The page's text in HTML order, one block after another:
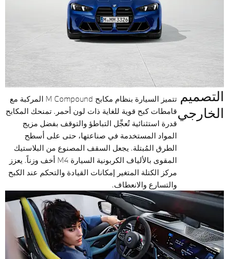
التصميم
الخارجي
تتميز السيارة بنظام مكابح M Compound المركبة مع
قامطات كبح قوية للغاية ذات لون أحمر. تمنحك المكابح
قدرة استثنائية تُعجِّل التباطؤ والتوقف بفضل مزيج
المواد المستخدمة في صناعتها، حتى على أسطح
الطرق المُبتلة. يجعل السقف المصنوع من البلاستيك
المقوى بالألياف الكربونية السيارة M4 أخف وزناً. يعزز
مركز الكتلة المتغير إمكانات القيادة والتحكم عند الكبح
والتسارع والانعطاف.